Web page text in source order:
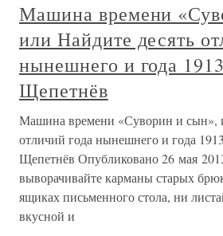
Машина времени
или Найдите десять
нынешнего и года
Щепетнёв
Машина времени «Суворин и сын»,
отличий года нынешнего и года
Щепетнёв Опубликовано 26 мая
выворачивайте карманы старых
ящиках письменного стола, ни
вкусной и